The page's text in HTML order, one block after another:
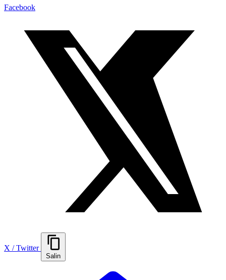
Facebook
X / Twitter
Salin